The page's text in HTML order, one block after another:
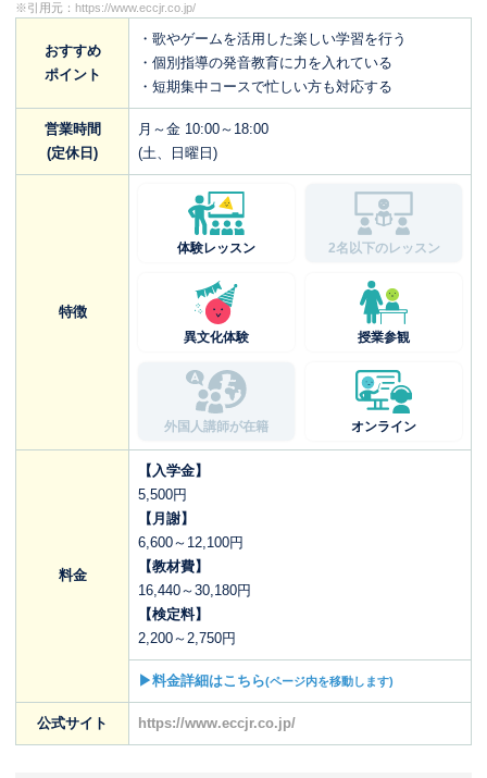
※引用元： https://www.eccjr.co.jp/
おすすめ
ポイント
・歌やゲームを活用した楽しい学習を行う
・個別指導の発音教育に力を入れている
・短期集中コースで忙しい方も対応する
営業時間
(定休日)
月～金 10:00～18:00
(土、日曜日)
特徴
体験レッスン 2名以下のレッスン
異文化体験 授業参観
外国人講師が在籍 オンライン
料金
【入学金】
5,500円
【月謝】
6,600～12,100円
【教材費】
16,440～30,180円
【検定料】
2,200～2,750円
▶料金詳細はこちら(ページ内を移動します)
公式サイト https://www.eccjr.co.jp/